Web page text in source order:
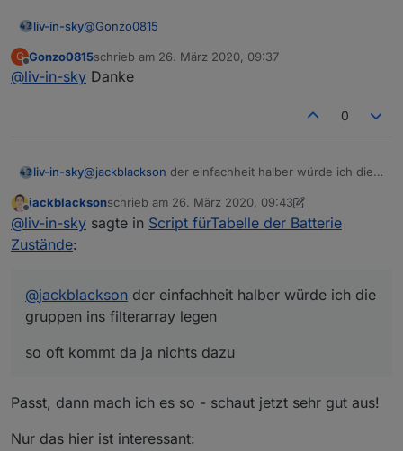
liv-in-sky@Gonzo0815
hallo gonzo
dein system die datenpunkte an und kopierst es in
oder zahl ... beim anlegen
angezeigt aber in der runtime schon!
G
Offline
Gonzo0815schrieb am 26. März 2020, 09:37
zuletzt editiert von
@liv-in-sky Danke
0
liv-in-sky@jackblackson der einfachheit halber würde ich die
so oft kommt da ja nichts dazu
Offline
jackblacksonschrieb am 26. März 2020, 09:43
zuletzt editiert von jackblackson
@liv-in-sky sagte in Script fürTabelle der Batterie
Zustände:
@jackblackson der einfachheit halber würde ich die
gruppen ins filterarray legen
so oft kommt da ja nichts dazu
Passt, dann mach ich es so - schaut jetzt sehr gut aus!
Nur das hier ist interessant: